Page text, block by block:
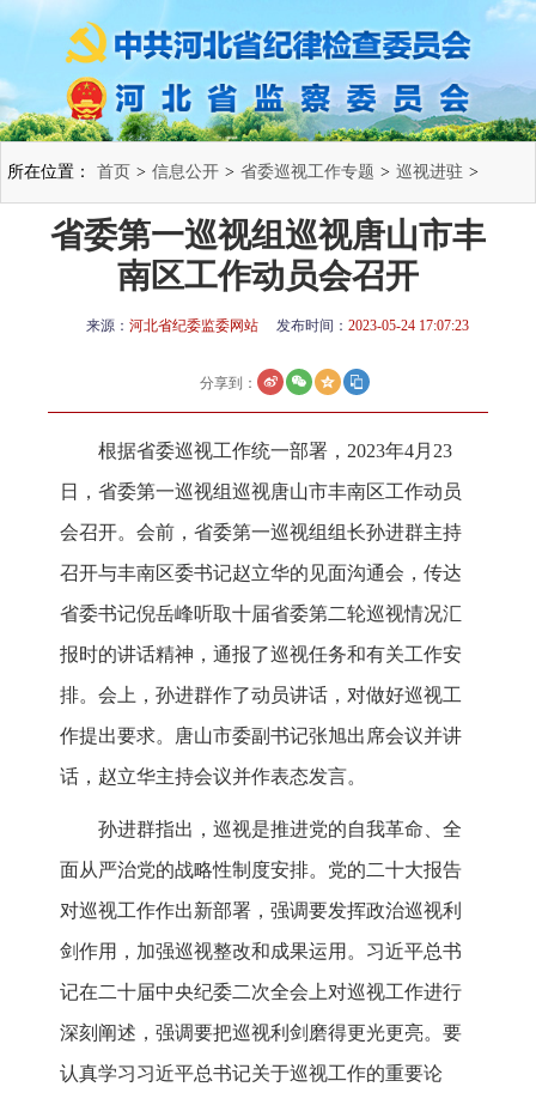
所在位置： 首页 > 信息公开 > 省委巡视工作专题 > 巡视进驻 >
省委第一巡视组巡视唐山市丰
南区工作动员会召开
来源： 河北省纪委监委网站 发布时间： 2023-05-24 17:07:23
分享到：
根据省委巡视工作统一部署，2023年4月23
日，省委第一巡视组巡视唐山市丰南区工作动员
会召开。会前，省委第一巡视组组长孙进群主持
召开与丰南区委书记赵立华的见面沟通会，传达
省委书记倪岳峰听取十届省委第二轮巡视情况汇
报时的讲话精神，通报了巡视任务和有关工作安
排。会上，孙进群作了动员讲话，对做好巡视工
作提出要求。唐山市委副书记张旭出席会议并讲
话，赵立华主持会议并作表态发言。
孙进群指出，巡视是推进党的自我革命、全
面从严治党的战略性制度安排。党的二十大报告
对巡视工作作出新部署，强调要发挥政治巡视利
剑作用，加强巡视整改和成果运用。习近平总书
记在二十届中央纪委二次全会上对巡视工作进行
深刻阐述，强调要把巡视利剑磨得更光更亮。要
认真学习习近平总书记关于巡视工作的重要论